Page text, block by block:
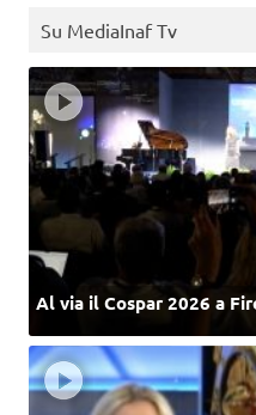
Su MediaInaf Tv
Al via il Cospar 2026 a